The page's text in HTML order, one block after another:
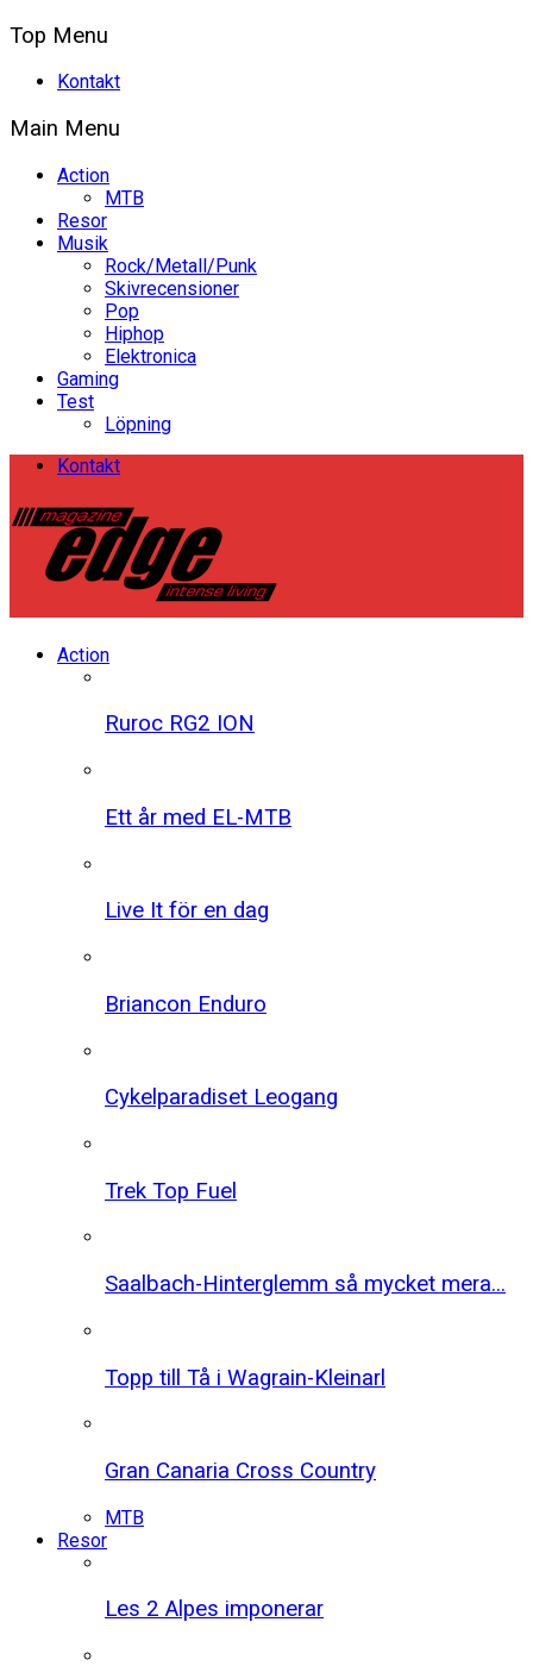
Top Menu
Kontakt
Main Menu
Action
MTB
Resor
Musik
Rock/Metall/Punk
Skivrecensioner
Pop
Hiphop
Elektronica
Gaming
Test
Löpning
Kontakt
Action
Ruroc RG2 ION
Ett år med EL-MTB
Live It för en dag
Briancon Enduro
Cykelparadiset Leogang
Trek Top Fuel
Saalbach-Hinterglemm så mycket mera...
Topp till Tå i Wagrain-Kleinarl
Gran Canaria Cross Country
MTB
Resor
Les 2 Alpes imponerar